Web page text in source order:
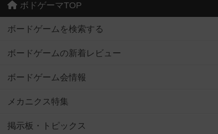
ボドゲーマTOP
ボードゲームを検索する
ボードゲームの新着レビュー
ボードゲーム会情報
メカニクス特集
掲示板・トピックス